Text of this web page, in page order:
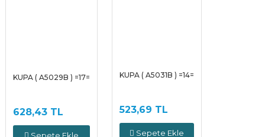
KUPA ( A5029B ) =17=
628,43 TL
KUPA ( A5031B ) =14=
523,69 TL
Sepete Ekle